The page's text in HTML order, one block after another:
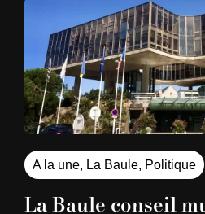
A la une, La Baule, Politique
La Baule conseil